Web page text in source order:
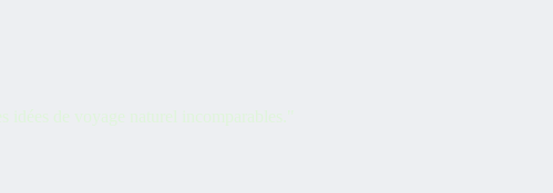
idées de voyage naturel incomparables."